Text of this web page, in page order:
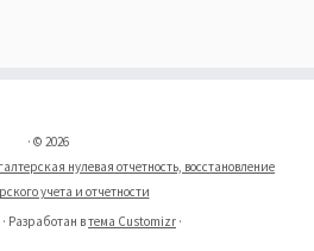
· © 2026
нулевая отчетность, восстановление
учета и отчетности
· Разработан втема Customizr ·